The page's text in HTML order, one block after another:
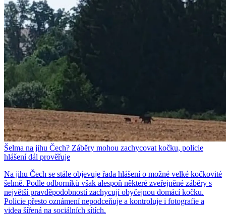
Šelma na jihu Čech? Záběry mohou zachycovat kočku, policie
hlášení dál prověřuje
Na jihu Čech se stále objevuje řada hlášení o možné velké kočkovité
šelmě. Podle odborníků však alespoň některé zveřejněné záběry s
největší pravděpodobností zachycují obyčejnou domácí kočku.
Policie přesto oznámení nepodceňuje a kontroluje i fotografie a
videa šířená na sociálních sítích.